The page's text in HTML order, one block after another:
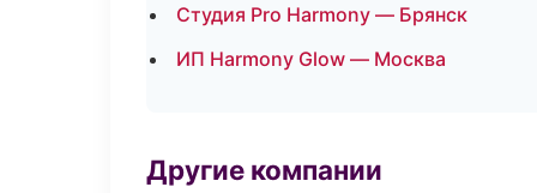
Студия Pro Harmony — Брянск
ИП Harmony Glow — Москва
Другие компании